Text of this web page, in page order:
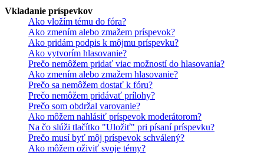
Vkladanie príspevkov
Ako vložím tému do fóra?
Ako zmením alebo zmažem príspevok?
Ako pridám podpis k môjmu príspevku?
Ako vytvorím hlasovanie?
Prečo nemôžem pridať viac možností do hlasovania?
Ako zmením alebo zmažem hlasovanie?
Prečo sa nemôžem dostať k fóru?
Prečo nemôžem pridávať prílohy?
Prečo som obdržal varovanie?
Ako môžem nahlásiť príspevok moderátorom?
Na čo slúži tlačítko "Uložiť" pri písaní príspevku?
Prečo musí byť môj príspevok schválený?
Ako môžem oživiť svoje témy?